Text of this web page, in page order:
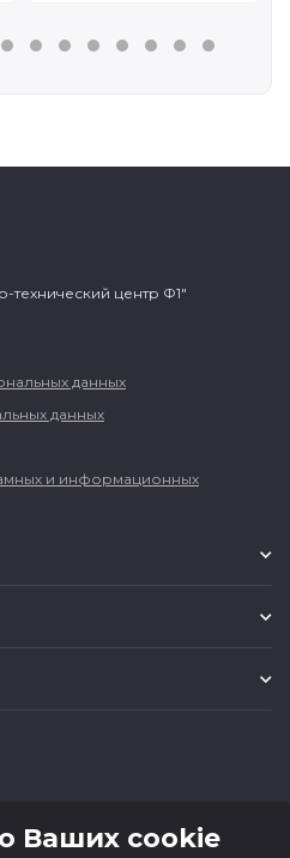
центр Ф1"
данных
данных
и информационных
д.13
Ваших cookie